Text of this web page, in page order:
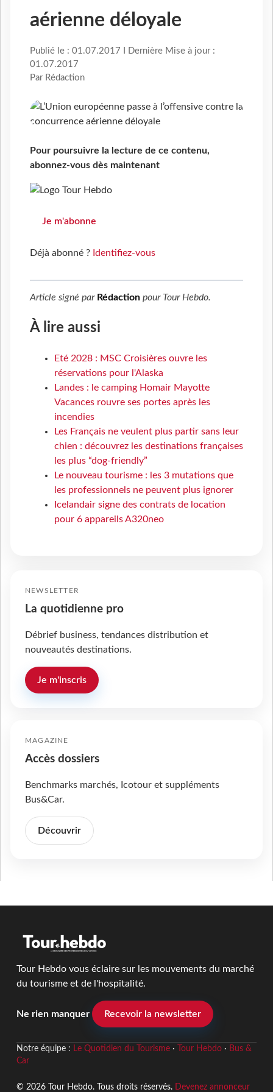
aérienne déloyale
Publié le : 01.07.2017 I Dernière Mise à jour :
01.07.2017
Par Rédaction
Pour poursuivre la lecture de ce contenu,
abonnez-vous dès maintenant
Je m'abonne
Déjà abonné ? Identifiez-vous
Article signé par Rédaction pour Tour Hebdo.
À lire aussi
Eté 2028 : MSC Croisières ouvre les
réservations pour l'Alaska
Landes : le camping Homair Mayotte
Vacances rouvre ses portes après les
incendies
Les Français ne veulent plus partir sans leur
chien : découvrez les destinations françaises
les plus “dog-friendly”
Le nouveau tourisme : les 3 mutations que
les professionnels ne peuvent plus ignorer
Icelandair signe des contrats de location
pour 6 appareils A320neo
NEWSLETTER
La quotidienne pro
Débrief business, tendances distribution et
nouveautés destinations.
Je m'inscris
MAGAZINE
Accès dossiers
Benchmarks marchés, Icotour et suppléments
Bus&Car.
Découvrir
Tour Hebdo vous éclaire sur les mouvements du marché
du tourisme et de l'hospitalité.
Ne rien manquer Recevoir la newsletter
Notre équipe : Le Quotidien du Tourisme· Tour Hebdo· Bus &
Car
© 2026 Tour Hebdo. Tous droits réservés. Devenez annonceur